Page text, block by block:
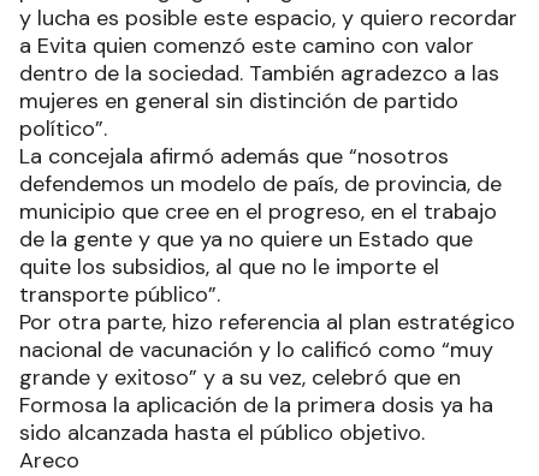
y lucha es posible este espacio, y quiero recordar
a Evita quien comenzó este camino con valor
dentro de la sociedad. También agradezco a las
mujeres en general sin distinción de partido
político”.
La concejala afirmó además que “nosotros
defendemos un modelo de país, de provincia, de
municipio que cree en el progreso, en el trabajo
de la gente y que ya no quiere un Estado que
quite los subsidios, al que no le importe el
transporte público”.
Por otra parte, hizo referencia al plan estratégico
nacional de vacunación y lo calificó como “muy
grande y exitoso” y a su vez, celebró que en
Formosa la aplicación de la primera dosis ya ha
sido alcanzada hasta el público objetivo.
Areco